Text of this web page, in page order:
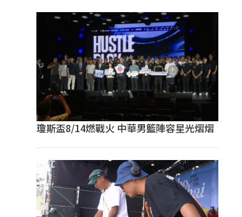
瓊斯盃8/14燃戰火 中華男籃陣容星光熠熠